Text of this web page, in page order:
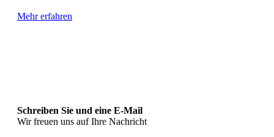
Mehr erfahren
Schreiben Sie und eine E-Mail
Wir freuen uns auf Ihre Nachricht